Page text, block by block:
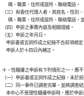
      碼、職業、住所或居所、聯絡電話。
（三）有委任代理人者，其姓名、性別
碼、職業、住所或居所、聯絡電話，
（四）申訴之事實內容及相關證據。
（五）申訴之年月日。
申訴書或言詞作成之紀錄不合前項規
    申訴人於十四日內補正。
十、性騷擾之申訴有下列情形之一，應不
（一）申訴書或言詞作成之紀錄，未於
（二）同一事件已調查完畢，並將調查
本中心不受理性騷擾申訴時，應於申